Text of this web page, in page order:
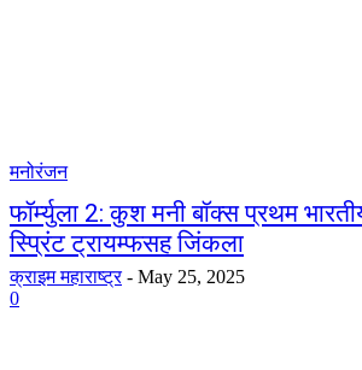
मनोरंजन
फॉर्म्युला 2: कुश मनी बॉक्स प्रथम
स्प्रिंट ट्रायम्फसह जिंकला
क्राइम महाराष्ट्र - May 25, 2025
0